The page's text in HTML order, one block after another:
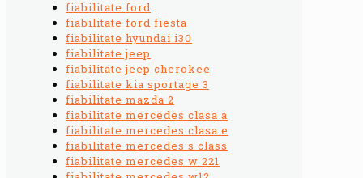
fiabilitate ford
fiabilitate ford fiesta
fiabilitate hyundai i30
fiabilitate jeep
fiabilitate jeep cherokee
fiabilitate kia sportage 3
fiabilitate mazda 2
fiabilitate mercedes clasa a
fiabilitate mercedes clasa e
fiabilitate mercedes s class
fiabilitate mercedes w 221